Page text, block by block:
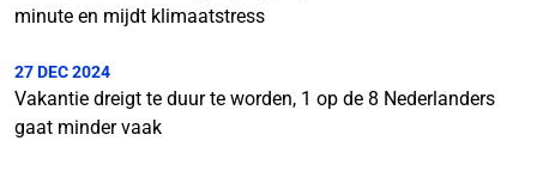
minute en mijdt klimaatstress
27 DEC 2024
Vakantie dreigt te duur te worden, 1 op de 8 Nederlanders
gaat minder vaak